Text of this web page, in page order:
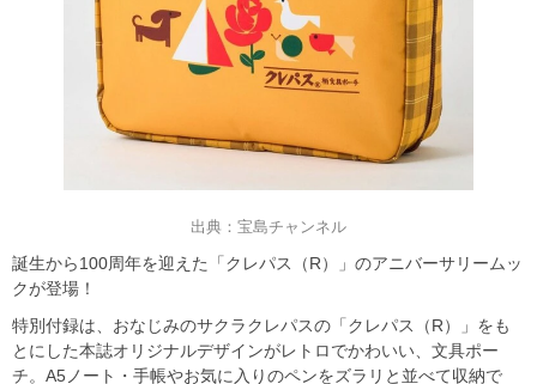
出典：宝島チャンネル
誕生から100周年を迎えた「クレパス（R）」のアニバーサリームッ
クが登場！
特別付録は、おなじみのサクラクレパスの「クレパス（R）」をも
とにした本誌オリジナルデザインがレトロでかわいい、文具ポー
チ。A5ノート・手帳やお気に入りのペンをズラリと並べて収納で